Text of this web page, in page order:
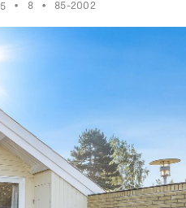
• 8 • 85-2002